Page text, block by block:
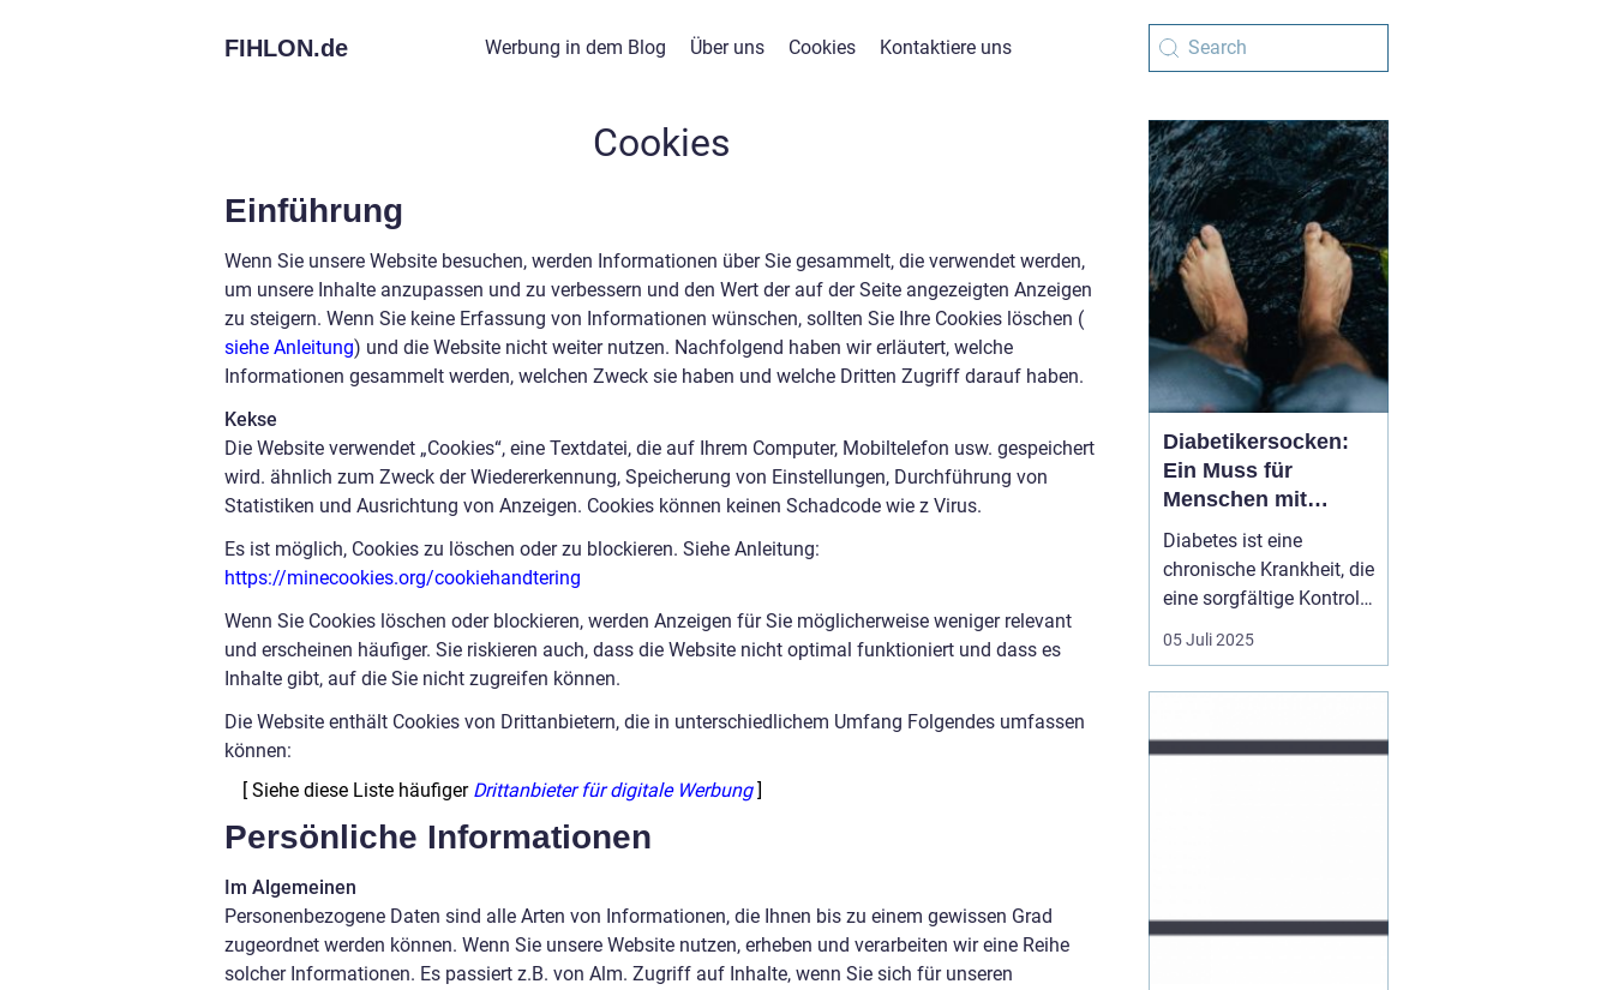
FIHLON.de Werbung in dem Blog Über uns Cookies Kontaktiere uns
Cookies
Einführung
Wenn Sie unsere Website besuchen, werden Informationen über Sie gesammelt, die verwendet werden,
um unsere Inhalte anzupassen und zu verbessern und den Wert der auf der Seite angezeigten Anzeigen
zu steigern. Wenn Sie keine Erfassung von Informationen wünschen, sollten Sie Ihre Cookies löschen (
siehe Anleitung) und die Website nicht weiter nutzen. Nachfolgend haben wir erläutert, welche
Informationen gesammelt werden, welchen Zweck sie haben und welche Dritten Zugriff darauf haben.
Kekse
Die Website verwendet „Cookies“, eine Textdatei, die auf Ihrem Computer, Mobiltelefon usw. gespeichert
wird. ähnlich zum Zweck der Wiedererkennung, Speicherung von Einstellungen, Durchführung von
Statistiken und Ausrichtung von Anzeigen. Cookies können keinen Schadcode wie z Virus.
Es ist möglich, Cookies zu löschen oder zu blockieren. Siehe Anleitung:
https://minecookies.org/cookiehandtering
Wenn Sie Cookies löschen oder blockieren, werden Anzeigen für Sie möglicherweise weniger relevant
und erscheinen häufiger. Sie riskieren auch, dass die Website nicht optimal funktioniert und dass es
Inhalte gibt, auf die Sie nicht zugreifen können.
Die Website enthält Cookies von Drittanbietern, die in unterschiedlichem Umfang Folgendes umfassen
können:
[ Siehe diese Liste häufiger Drittanbieter für digitale Werbung]
Persönliche Informationen
Im Algemeinen
Personenbezogene Daten sind alle Arten von Informationen, die Ihnen bis zu einem gewissen Grad
zugeordnet werden können. Wenn Sie unsere Website nutzen, erheben und verarbeiten wir eine Reihe
solcher Informationen. Es passiert z.B. von Alm. Zugriff auf Inhalte, wenn Sie sich für unseren
Diabetikersocken:
Ein Muss für
Menschen mit
Diabetes
Diabetes ist eine
chronische Krankheit, die
eine sorgfältige Kontrolle
und Pflege erfordert.
auch auf die richtige
05 Juli 2025